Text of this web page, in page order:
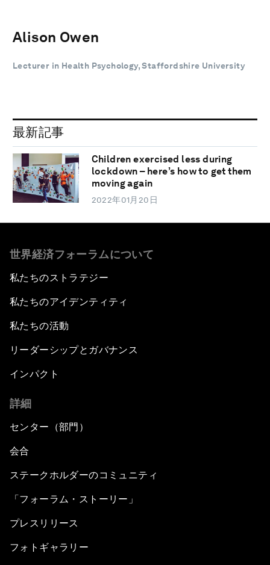
Alison Owen
Lecturer in Health Psychology, Staffordshire University
最新記事
Children exercised less during
lockdown – here’s how to get them
moving again
2022年01月20日
世界経済フォーラムについて
私たちのストラテジー
私たちのアイデンティティ
私たちの活動
リーダーシップとガバナンス
インパクト
詳細
センター（部門）
会合
ステークホルダーのコミュニティ
「フォーラム・ストーリー」
プレスリリース
フォトギャラリー